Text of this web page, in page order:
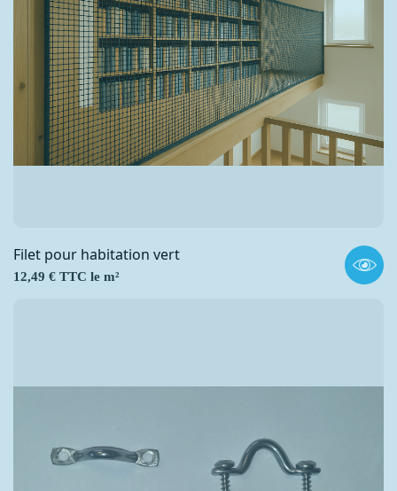
Filet pour habitation vert
Prix
12,49 € TTC le m²